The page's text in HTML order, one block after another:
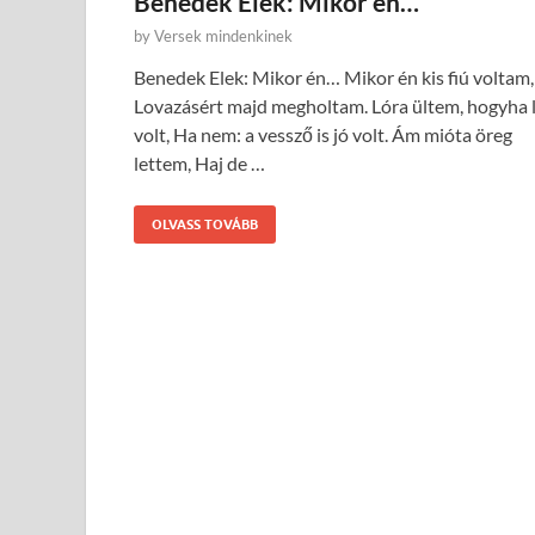
byVersek mindenkinek
Benedek Elek: Mikor én… Mikor én kis fiú voltam,
Lovazásért majd megholtam. Lóra ültem, hogyha
volt, Ha nem: a vessző is jó volt. Ám mióta öreg
lettem, Haj de …
OLVASS TOVÁBB